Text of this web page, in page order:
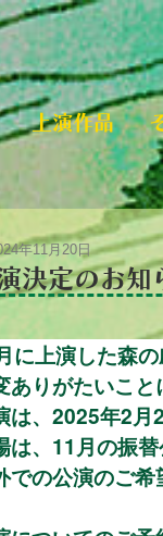
上演作品
年11月20日
決定のお知
に上演した森
ありがたいこと
は、2025年2月
は、11月の振
での公演のご